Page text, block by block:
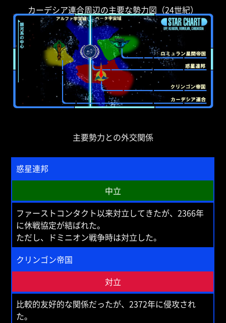
カーデシア連合周辺の主要な勢力図（24世紀）
主要勢力との外交関係
惑星連邦
中立
ファーストコンタクト以来対立してきたが、2366年
に休戦協定が結ばれた。
ただし、ドミニオン戦争時は対立した。
クリンゴン帝国
対立
比較的友好的な関係だったが、2372年に侵攻され
た。